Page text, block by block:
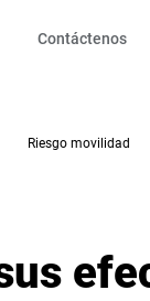
Contáctenos
Riesgo movilidad